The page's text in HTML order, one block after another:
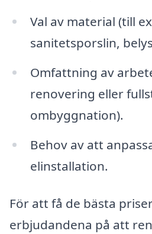
Val av material (till
sanitetsporslin,
Omfattning av
renovering eller
ombyggnation).
Behov av att
elinstallation.
För att få de bästa
erbjudandena på att